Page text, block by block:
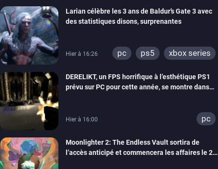
Larian célèbre les 3 ans de Baldur’s Gate 3 avec
des statistiques disons, surprenantes
Hier à 16:26 pc ps5 xbox series
DERELIKT, un FPS horrifique à l’esthétique PS1
prévu sur PC pour cette année, se montre dans
Hier à 16:00 pc
Moonlighter 2: The Endless Vault sortira de
l’accès anticipé et commencera les affaires le 2